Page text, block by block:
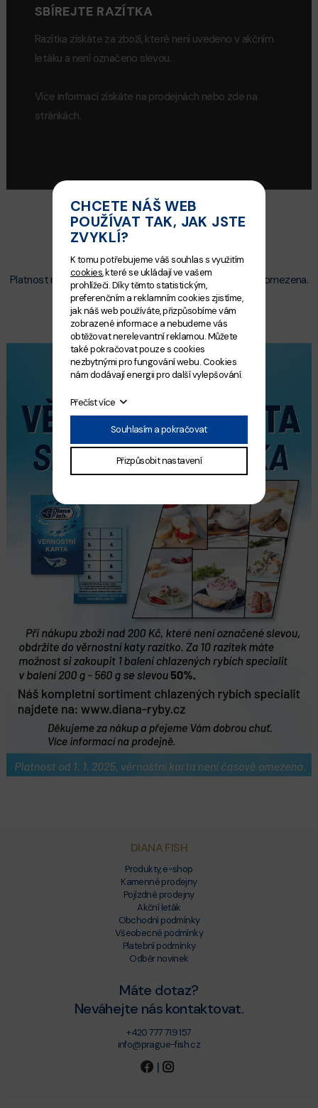
SBÍREJTE RAZÍTKA
Razítka získáte za zboží, které není uvedeno v akčním
letáku a není označeno slevou.
Více informací získáte na prodejnách nebo zde na
stránkách.
AKTUÁLNÍ NABÍDKA VÝROBKŮ
Platnost nabídky od 1.1.2025, věrnostní karta není časově omezena.
DIANA FISH
Produkty, e-shop
Kamenné prodejny
Pojízdné prodejny
Akční leták
Obchodní podmínky
Všeobecné podmínky
Platební podmínky
Odběr novinek
Máte dotaz?
Neváhejte nás kontaktovat.
+420 777 719 157
info@prague-fish.cz
|
CHCETE NÁŠ WEB
POUŽÍVAT TAK, JAK JSTE
ZVYKLÍ?
K tomu potřebujeme váš souhlas s využitím
cookies, které se ukládají ve vašem
prohlížeči. Díky těmto statistickým,
preferenčním a reklamním cookies zjistíme,
jak náš web používáte, přizpůsobíme vám
zobrazené informace a nebudeme vás
obtěžovat nerelevantní reklamou. Můžete
také pokračovat pouze s cookies
nezbytnými pro fungování webu. Cookies
nám dodávají energii pro další vylepšování.
Přečíst více
Souhlasím a pokračovat
Přizpůsobit nastavení